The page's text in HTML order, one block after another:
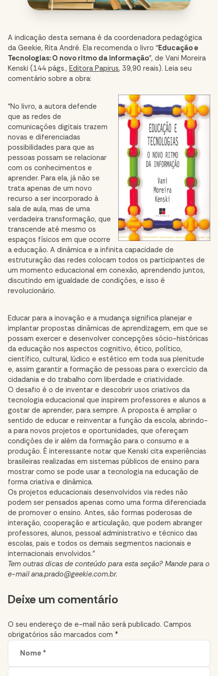
A indicação desta semana é da coordenadora pedagógica
da Geekie, Rita André. Ela recomenda o livro “Educação e
Tecnologias: O novo ritmo da informação”, de Vani Moreira
Kenski (144 págs., Editora Papirus, 39,90 reais). Leia seu
comentário sobre a obra:
“No livro, a autora defende
que as redes de
comunicações digitais trazem
novas e diferenciadas
possibilidades para que as
pessoas possam se relacionar
com os conhecimentos e
aprender. Para ela, já não se
trata apenas de um novo
recurso a ser incorporado à
sala de aula, mas de uma
verdadeira transformação, que
transcende até mesmo os
espaços físicos em que ocorre
a educação. A dinâmica e a infinita capacidade de
estruturação das redes colocam todos os participantes de
um momento educacional em conexão, aprendendo juntos,
discutindo em igualdade de condições, e isso é
revolucionário.
Educar para a inovação e a mudança significa planejar e
implantar propostas dinâmicas de aprendizagem, em que se
possam exercer e desenvolver concepções sócio-históricas
da educação nos aspectos cognitivo, ético, político,
científico, cultural, lúdico e estético em toda sua plenitude
e, assim garantir a formação de pessoas para o exercício da
cidadania e do trabalho com liberdade e criatividade.
O desafio é o de inventar e descobrir usos criativos da
tecnologia educacional que inspirem professores e alunos a
gostar de aprender, para sempre. A proposta é ampliar o
sentido de educar e reinventar a função da escola, abrindo-
a para novos projetos e oportunidades, que ofereçam
condições de ir além da formação para o consumo e a
produção. É interessante notar que Kenski cita experiências
brasileiras realizadas em sistemas públicos de ensino para
mostrar como se pode usar a tecnologia na educação de
forma criativa e dinâmica.
Os projetos educacionais desenvolvidos via redes não
podem ser pensados apenas como uma forma diferenciada
de promover o ensino. Antes, são formas poderosas de
interação, cooperação e articulação, que podem abranger
professores, alunos, pessoal administrativo e técnico das
escolas, pais e todos os demais segmentos nacionais e
internacionais envolvidos.”
Tem outras dicas de conteúdo para esta seção? Mande para o
e-mailana.prado@geekie.com.br.
Comment
section
Deixe um comentário
O seu endereço de e-mail não será publicado. Campos
obrigatórios são marcados com *